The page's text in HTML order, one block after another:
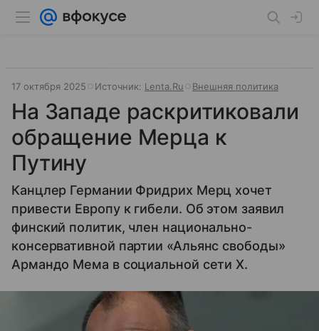
17 октября 2025 Источник: Lenta.Ru Внешняя политика
На Западе раскритиковали
обращение Мерца к
Путину
Канцлер Германии Фридрих Мерц хочет
привести Европу к гибели. Об этом заявил
финский политик, член национально-
консервативной партии «Альянс свободы»
Армандо Мема в социальной сети X.